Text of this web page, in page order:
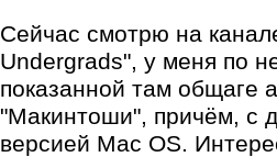
Сейчас смотрю на
Undergrads", у меня по
показанной там общаге
"Макинтоши", причём, с
версией Mac OS.